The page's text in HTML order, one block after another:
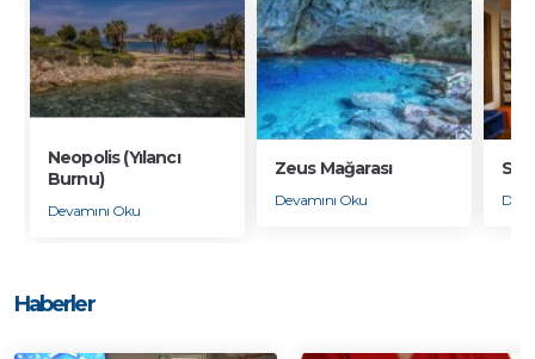
Neopolis (Yılancı
Burnu)
Devamını Oku
Zeus Mağarası
Devamını Oku
Haberler